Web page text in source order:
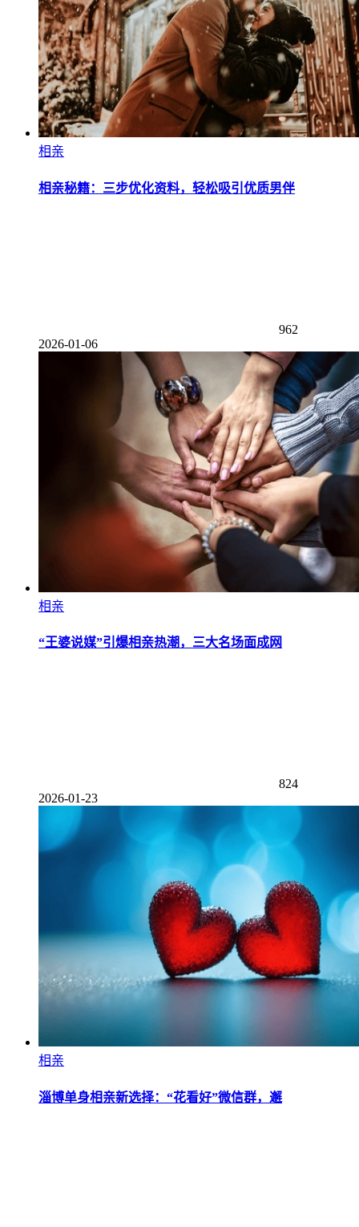
相亲
相亲秘籍：三步优化资料，轻松吸引优质男伴
962
2026-01-06
相亲
“王婆说媒”引爆相亲热潮，三大名场面成网
824
2026-01-23
相亲
淄博单身相亲新选择：“花看好”微信群，邂